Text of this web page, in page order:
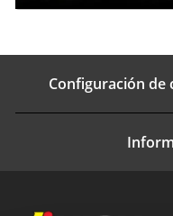
Configuración de